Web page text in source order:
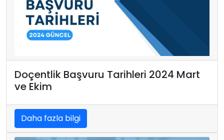
Doçentlik Başvuru Tarihleri 2024 Mart
ve Ekim
Daha fazla bilgi